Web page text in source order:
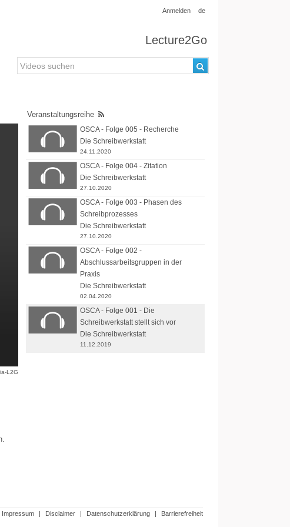
Anmelden de
Lecture2Go
L2G
Veranstaltungsreihe
OSCA - Folge 005 - Recherche
Die Schreibwerkstatt
24.11.2020
OSCA - Folge 004 - Zitation
Die Schreibwerkstatt
27.10.2020
OSCA - Folge 003 - Phasen des
Schreibprozesses
Die Schreibwerkstatt
27.10.2020
OSCA - Folge 002 -
Abschlussarbeitsgruppen in der
Praxis
Die Schreibwerkstatt
02.04.2020
OSCA - Folge 001 - Die
Schreibwerkstatt stellt sich vor
Die Schreibwerkstatt
11.12.2019
Impressum | Disclaimer | Datenschutzerklärung | Barrierefreiheit